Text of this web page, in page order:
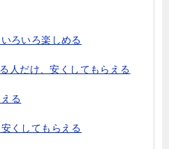
ろいろ楽しめる
人だけ、安くしてもらえる
る
くしてもらえる